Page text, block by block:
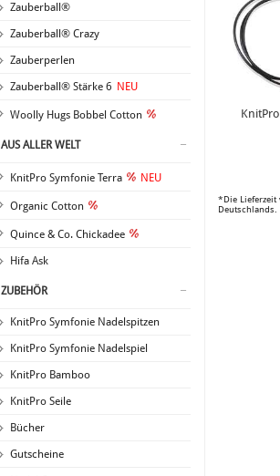
Zauberball®
Zauberball® Crazy
Zauberperlen
Zauberball® Stärke 6 NEU
Woolly Hugs Bobbel Cotton
AUS ALLER WELT
KnitPro Symfonie Terra NEU
Organic Cotton
Quince & Co. Chickadee
Hifa Ask
ZUBEHÖR
KnitPro Symfonie Nadelspitzen
KnitPro Symfonie Nadelspiel
KnitPro Bamboo
KnitPro Seile
Bücher
Gutscheine
*Die Lieferzeit